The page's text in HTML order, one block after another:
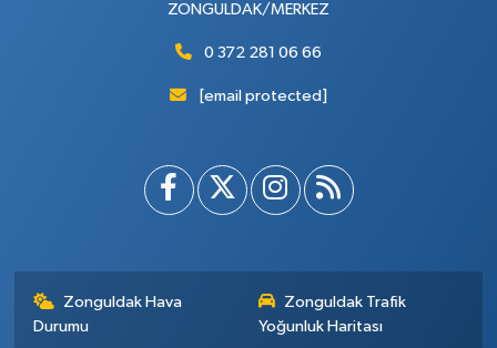
ZONGULDAK/MERKEZ
0 372 281 06 66
[email protected]
Zonguldak Hava
Durumu
Zonguldak Trafik
Yoğunluk Haritası